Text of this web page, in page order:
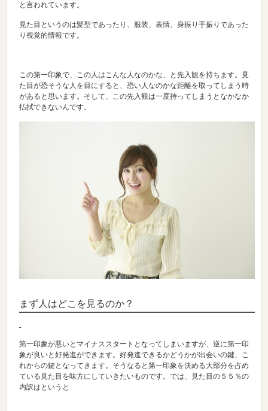
と言われています。
見た目というのは髪型であったり、服装、表情、身振り手振りであった
り視覚的情報です。
この第一印象で、この人はこんな人なのかな、と先入観を持ちます。見
た目が恐そうな人を目にすると、恐い人なのかな距離を取ってしまう時
があると思います。そして、この先入観は一度持ってしまうとなかなか
払拭できないんです。
まず人はどこを見るのか？
第一印象が悪いとマイナススタートとなってしまいますが、逆に第一印
象が良いと好発進ができます。好発進できるかどうかが出会いの鍵、こ
れからの鍵となってきます。そうなると第一印象を決める大部分を占め
ている見た目を味方にしていきたいものです。では、見た目の５５％の
内訳はというと